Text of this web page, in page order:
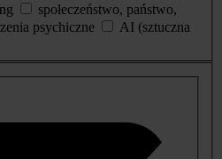
społeczeństwo, państwo,
psychiczne
AI (sztuczna